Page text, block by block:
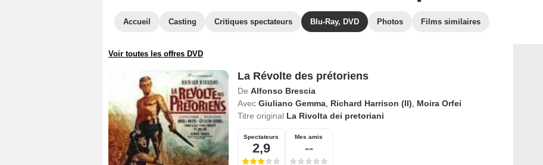
Accueil Casting Critiques spectateurs Blu-Ray, DVD Photos Films similaires
Voir toutes les offres DVD
La Révolte des prétoriens
De Alfonso Brescia
Avec Giuliano Gemma, Richard Harrison (II)
Moira Orfei
Titre original La Rivolta dei pretoriani
Spectateurs
2,9
Mes amis
--